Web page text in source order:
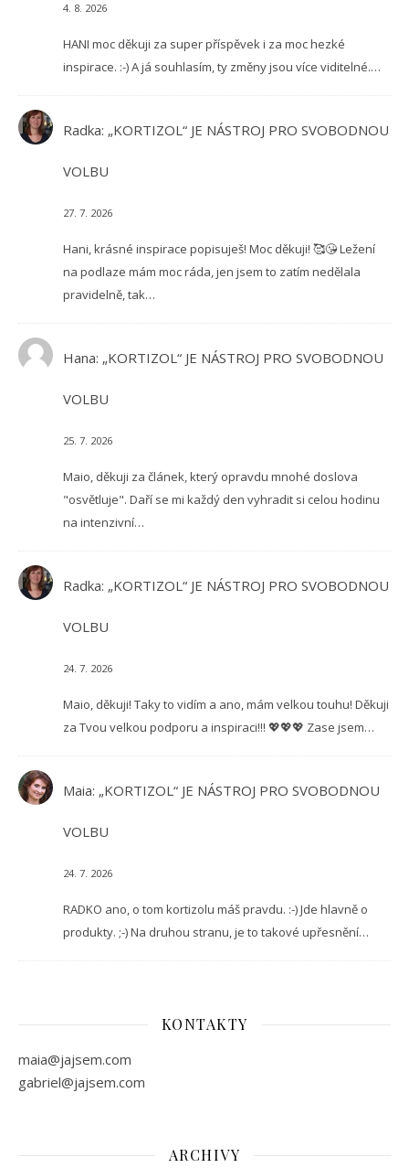
4. 8. 2026
HANI moc děkuji za super příspěvek i za moc hezké
inspirace. :-) A já souhlasím, ty změny jsou více viditelné.…
Radka: „KORTIZOL“ JE NÁSTROJ PRO SVOBODNOU
VOLBU
27. 7. 2026
Hani, krásné inspirace popisuješ! Moc děkuji! 🥰😘 Ležení
na podlaze mám moc ráda, jen jsem to zatím nedělala
pravidelně, tak…
Hana: „KORTIZOL“ JE NÁSTROJ PRO SVOBODNOU
VOLBU
25. 7. 2026
Maio, děkuji za článek, který opravdu mnohé doslova
"osvětluje". Daří se mi každý den vyhradit si celou hodinu
na intenzivní…
Radka: „KORTIZOL“ JE NÁSTROJ PRO SVOBODNOU
VOLBU
24. 7. 2026
Maio, děkuji! Taky to vidím a ano, mám velkou touhu! Děkuji
za Tvou velkou podporu a inspiraci!!! 💖💖💖 Zase jsem…
Maia: „KORTIZOL“ JE NÁSTROJ PRO SVOBODNOU
VOLBU
24. 7. 2026
RADKO ano, o tom kortizolu máš pravdu. :-) Jde hlavně o
produkty. ;-) Na druhou stranu, je to takové upřesnění…
KONTAKTY
maia@jajsem.com
gabriel@jajsem.com
ARCHIVY